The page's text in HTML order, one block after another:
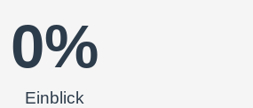
Einblick
0%